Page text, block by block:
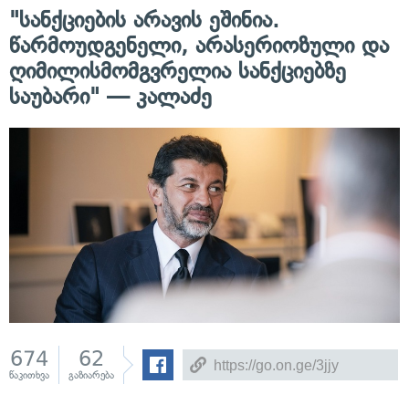
"სანქციების არავის ეშინია.
წარმოუდგენელი, არასერიოზული და
ღიმილისმომგვრელია სანქციებზე
საუბარი" — კალაძე
674
წაკითხვა
62
გაზიარება